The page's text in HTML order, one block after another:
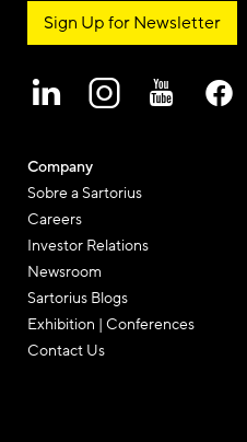
Company
Sobre a Sartorius
Careers
Investor Relations
Newsroom
Sartorius Blogs
Exhibition | Conferences
Contact Us
Sign Up for Newsletter